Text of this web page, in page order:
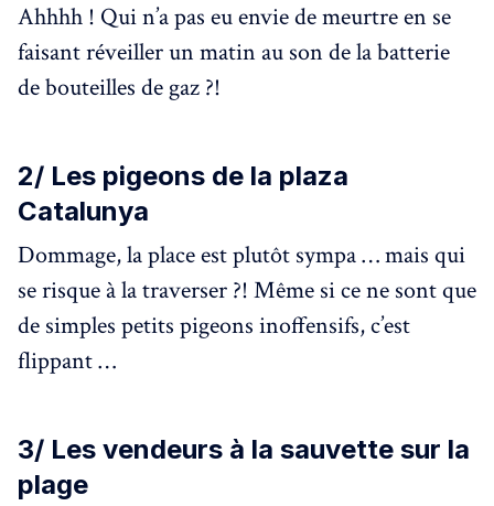
Ahhhh ! Qui n’a pas eu envie de meurtre en se
faisant réveiller un matin au son de la batterie
de bouteilles de gaz ?!
2/ Les pigeons de la plaza
Catalunya
Dommage, la place est plutôt sympa … mais qui
se risque à la traverser ?! Même si ce ne sont que
de simples petits pigeons inoffensifs, c’est
flippant …
3/ Les vendeurs à la sauvette sur la
plage